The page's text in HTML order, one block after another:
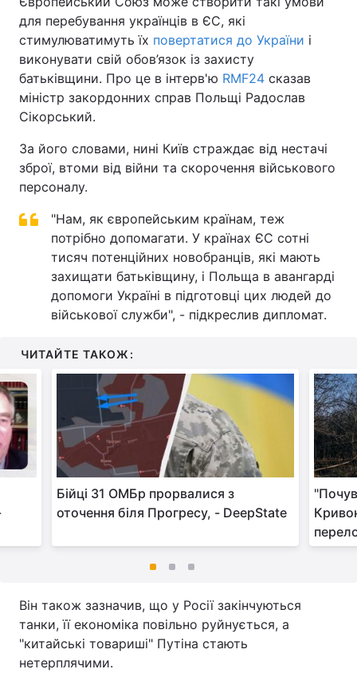
для перебування українців в ЄС, які
стимулюватимуть їх повертатися до України і
виконувати свій обов’язок із захисту
батьківщини. Про це в інтерв'ю RMF24 сказав
міністр закордонних справ Польщі Радослав
Сікорський.
За його словами, нині Київ страждає від нестачі
зброї, втоми від війни та скорочення військового
персоналу.
"Нам, як європейським країнам, теж
потрібно допомагати. У країнах ЄС сотні
тисяч потенційних новобранців, які мають
захищати батьківщину, і Польща в авангарді
допомоги Україні в підготовці цих людей до
військової служби", - підкреслив дипломат.
ЧИТАЙТЕ ТАКОЖ:
Бійці 31 ОМБр прорвалися з
оточення біля Прогресу, - DeepState
Він також зазначив, що у Росії закінчуються
танки, її економіка повільно руйнується, а
"китайські товариші" Путіна стають
нетерплячими.